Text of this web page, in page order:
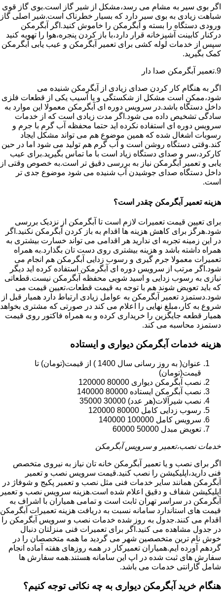
اگر بوی سیر به مشام می رسد،مشکل از شیر گاز است.بوی گاز قوی
شباهت زیادی به بوی سیر دارد که بسیار خطرناک است.شیر اصلی گاز
ورودی دستگاه را بسته و آبگرمکن را خاموش کنید.اگر آبگرمکن
درکنار کابینت آشپزخانه قرار دارد،با باز کردن پنجره،هوا را تهویه کنید
سپس از خدمات لوله کشی برای تعمیر آبگرمکن و عیب یابی آبگرمکن
کمک بگیرید.
9.تعمیر آبگرمکن صدا دار
اگر به هنگام کار کردن صدای زیادی از آبگرمکن شنیده می
شود،ممکن است مشکل از شکستگی و یا آسیب یکی از قطعات فلزی
داخل دستگاه باشد.در سرویس دوره ای آبگرمکن معمولا این موارد به
سادگی تشخیص داده می شود.اگر مدت زیادی است که از خدمات
سرویس دوره ای استفاده نکرده اید حتما محفظه آب گرم با جرم و
رسوبات اشغال شده که همین موضوع هم می تواند مشکل ایجاد
کند.وقتی دستگاه روشن است و آب گرم هم تولید می شود اما در حین
کارکرد،سر و صدای دستگاه زیاد است با ما تماس بگیرید.برای عیب
یابی و تعمیر آبگرمکن نیاز به بررسی دقیق تر است.به خصوص وقتی از
داخل دستگاه صدای جوشیدن آب شنیده می شود موضوع جدی تر
است.
هزینه تعمیر آبگرمکن چقدر است؟
برای تعیین قیمت تعمیرات لازم است تا آبگرمکن از نزدیک بررسی
شود.هرگز برای کاهش هزینه ها اقدام به باز کردن آبگرمکن نکنید.اگر
در این زمینه تجربه ای ندارید هر اقدامی می تواند خسارت بیشتری به
همراه داشته باشد و هزینه بیشتری روی دست تان بگذارد.به همراه
تعمیرات معمولا جرم گیری و رسوب زدایی آبگرمکن هم انجام می
شود.اگر مرتب از سرویس دوره ای آبگرمکن استفاده کرده اید دیگر
نیازی به رسوب زدایی و اسید شویی محفظه آبگرمکن نیست.قطعاتی
که باید تعویض شوند هم با توجه به قیمت قطعات،تعیین قیمت می
شود.دستمزد تعمیر آبگرمکن به عوامل زیادی ارتباط دارد همیار قبل از
شروع به کار،مبلغ نهایی را اعلام می کند در صورتی که مشتری بخواهد
همیار قطعه جایگزین را خریداری کرده و به همراه فاکتور روی قیمت
دستمزد محاسبه می کند.
هزینه خدمات آبگرمکن دیواری و ایستاده
عنوان( به روز رسانی سال 1400 ) از قیمت(تومان) تا
قیمت(تومان)
نصب آبگرمکن دیواری 80000 120000
نصب آبگرمکن ایستاده 80000 140000
نصب شیرآلات(هر عدد) 30000 35000
رسوب زدایی کامل 80000 120000
سرویس کامل 100000 140000
تعویض مبدل 50000 60000
خدمات نصب،تعمیر و سرویس آبگرمکن
اگر برای نصب و یا تعمیر آبگرمکن خانه تان نیاز به نیروی متخصص
فنی دارید،اپلیکیشن را نصب کنید.قیمت سرویس نصب و تعمیر
آبگرمکن همانند سایر خدمات فنی مثل نصب و تعمیر پکیج و شوفاژ در
اپلیکیشن شفاف و دقیق اعلام شده است.هزینه سرویس نصب و تعمیر
آبگرمکن در سراسر تهران ثابت است و تمامی همیاران با اشراف به
قیمت های استاندارد سامانه نسبت به دریافت هزینه تعمیرات آبگرمکن
اقدام می کنند.جدول به روز شده خدمات نصب و سرویس آبگرمکن را
در جدول مشاهده می کنید.اگر برای تعمیرات فنی منزلتان دنبال
خوش نام ترین متخصصین شهر می گردید ما همه متخصصان را در
گردهم آورده ایم.همیاران تعمیرکار در همه روزهای هفته آماده انجام
سفارش های ثبت شده در اپ این سامانه هستند.همه سفارش ها
شامل گارانتی خدمات می باشد.
هنگام خرید آبگرمکن دیواری به چه نکاتی توجه کنیم؟